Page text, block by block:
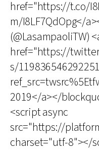
href="https://t.co/
m/I8LF7QdOpg</
(@LasampaoliTW)
href="https://
s/
2019</a></
<script async
src="https://
charset="utf-8"></